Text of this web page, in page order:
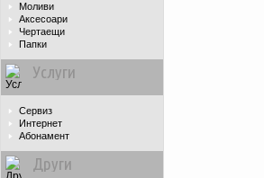
Моливи
Аксесоари
Чертаещи
Папки
Услуги
Сервиз
Интернет
Абонамент
Други